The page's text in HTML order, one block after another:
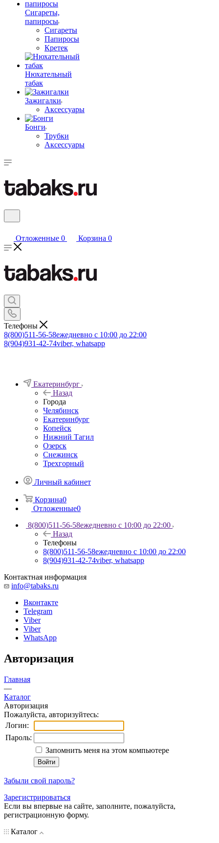
Сигареты,
папиросы
Сигареты
Папиросы
Кретек
Нюхательный
табак
Зажигалки
Аксессуары
Бонги
Трубки
Аксессуары
Отложенные 0 Корзина 0
Телефоны
8(800)511-56-58ежедневно с 10:00 до 22:00
8(904)931-42-74viber, whatsapp
Екатеринбург
Назад
Города
Челябинск
Екатеринбург
Копейск
Нижний Тагил
Озерск
Снежинск
Трехгорный
Личный кабинет
Корзина0
Отложенные0
8(800)511-56-58ежедневно с 10:00 до 22:00
Назад
Телефоны
8(800)511-56-58ежедневно с 10:00 до 22:00
8(904)931-42-74viber, whatsapp
Контактная информация
info@tabaks.ru
Вконтакте
Telegram
Viber
Viber
WhatsApp
Авторизация
Главная
—
Каталог
Авторизация
Пожалуйста, авторизуйтесь:
Логин:
Пароль:
Запомнить меня на этом компьютере
Забыли свой пароль?
Зарегистрироваться
Если вы впервые на сайте, заполните, пожалуйста,
регистрационную форму.
Каталог